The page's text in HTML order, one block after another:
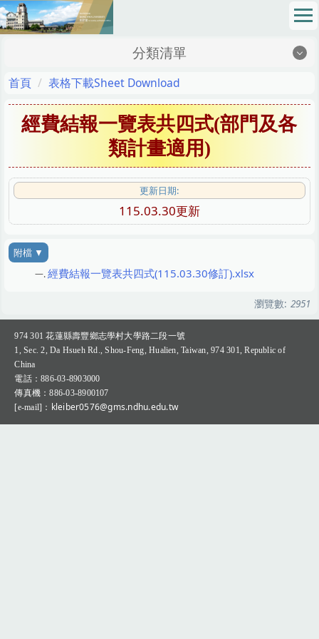
跳
到
容
區
分類清單
地理位置Location
最新消息News
成員介紹Members
網路請購Online Purchase Requision
法令規章Regulations
校務基金School Fund
SOP 標準作業程序 Standard Operating Procedures
Q&A專區(Q＆A Zone)
首頁 表格下載Sheet Download
經費結報一覽表共四式(部門及各
類計畫適用)
更新日期:
115.03.30更新
經費結報一覽表共四式(115.03.30修訂).xlsx
瀏覽數: 2951
974 301花蓮縣壽豐鄉志學村大學路二段一號
1, Sec. 2, Da Hsueh Rd., Shou-Feng, Hualien, Taiwan, 974 301, Republic of
China
電話：886-03-8903000
傳真機 ：886-03-8900107
[e-mail] ：kleiber0576@gms.ndhu.edu.tw